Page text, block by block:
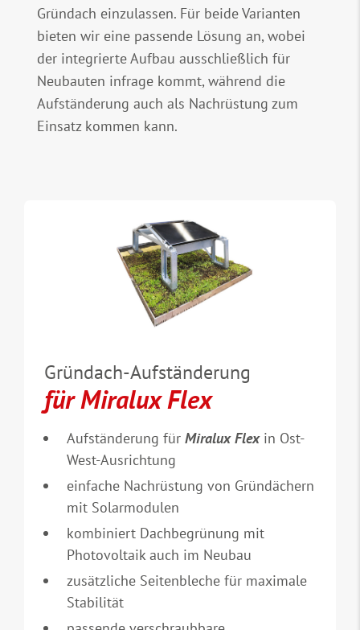
Gründach einzulassen. Für beide Varianten
bieten wir eine passende Lösung an, wobei
der integrierte Aufbau ausschließlich für
Neubauten infrage kommt, während die
Aufständerung auch als Nachrüstung zum
Einsatz kommen kann.
Gründach-Aufständerung
für Miralux Flex
Aufständerung für Miralux Flexin Ost-
West-Ausrichtung
einfache Nachrüstung von Gründächern
mit Solarmodulen
kombiniert Dachbegrünung mit
Photovoltaik auch im Neubau
zusätzliche Seitenbleche für maximale
Stabilität